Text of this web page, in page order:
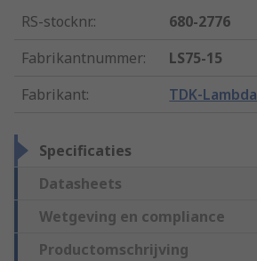
RS-stocknr.:
680-2776
Fabrikantnummer:
LS75-15
Fabrikant: TDK-Lambda
Specificaties
Datasheets
Wetgeving en compliance
Productomschrijving